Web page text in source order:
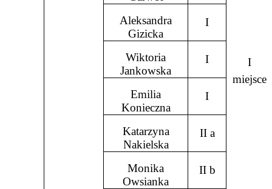
I
miejsce
Aleksandra
Gizicka
I
Wiktoria
Jankowska
I
Emilia
Konieczna
I
Katarzyna
Nakielska
II a
Monika
Owsianka
II b